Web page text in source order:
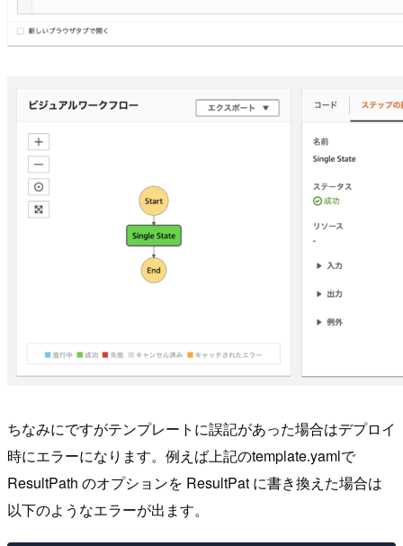
ちなみにですがテンプレートに誤記があった場合はデプロイ
時にエラーになります。例えば上記のtemplate.yamlで
ResultPath のオプションを ResultPat に書き換えた場合は
以下のようなエラーが出ます。